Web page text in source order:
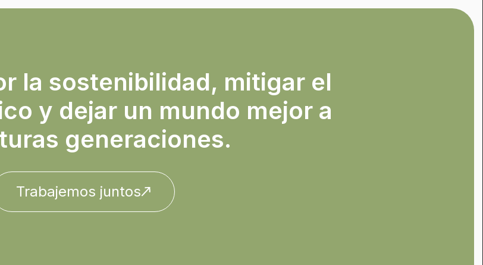
la sostenibilidad, mitigar el
y dejar un mundo mejor a
generaciones.
Trabajemos juntos